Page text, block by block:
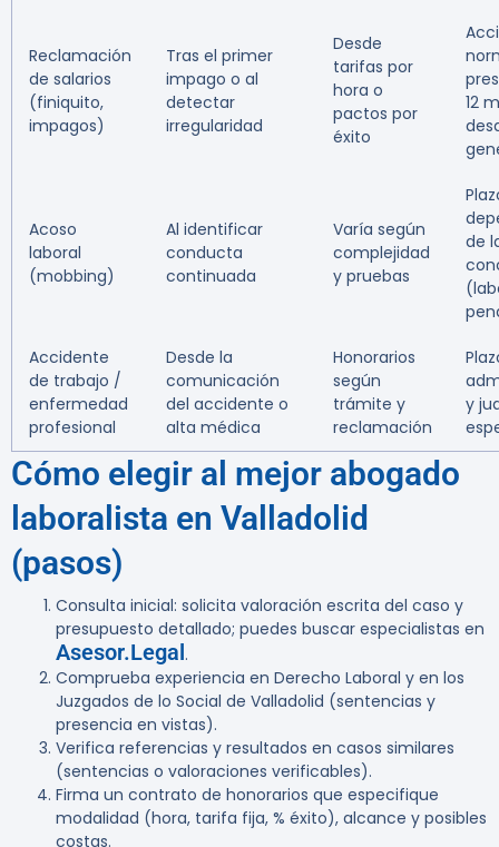
Reclamación
de salarios
(finiquito,
impagos)
Tras el primer
impago o al
detectar
irregularidad
Desde
tarifas por
hora o
pactos por
éxito
12
Acoso
laboral
(mobbing)
Al identificar
conducta
continuada
Varía según
complejidad
y pruebas
de
Accidente
de trabajo /
enfermedad
profesional
Desde la
comunicación
del accidente o
alta médica
Honorarios
según
trámite y
reclamación
y
Cómo elegir al mejor abogado
laboralista en Valladolid
(pasos)
Consulta inicial: solicita valoración escrita del caso y
presupuesto detallado; puedes buscar especialistas en
Asesor.Legal.
Comprueba experiencia en Derecho Laboral y en los
Juzgados de lo Social de Valladolid (sentencias y
presencia en vistas).
Verifica referencias y resultados en casos similares
(sentencias o valoraciones verificables).
Firma un contrato de honorarios que especifique
modalidad (hora, tarifa fija, % éxito), alcance y posibles
costas.